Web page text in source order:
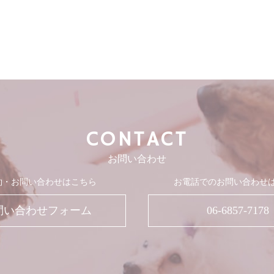
CONTACT
お問い合わせ
・お問い合わせはこちら
い合わせフォーム
お電話でのお問い合わせ
06-6857-7178